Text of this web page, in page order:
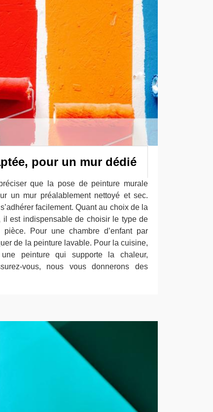
pour un mur dédié
que la pose de peinture murale
un mur préalablement nettoyé et sec.
facilement. Quant au choix de la
il est indispensable de choisir le type de
Pour une chambre d’enfant par
de la peinture lavable. Pour la cuisine,
une peinture qui supporte la chaleur,
vous, nous vous donnerons des